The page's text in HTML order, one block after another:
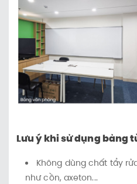
Lưu ý khi sử dụng bảng
Không dùng chất tẩy
như cồn, axeton...